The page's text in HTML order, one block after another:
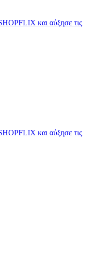
και αύξησε τις
και αύξησε τις